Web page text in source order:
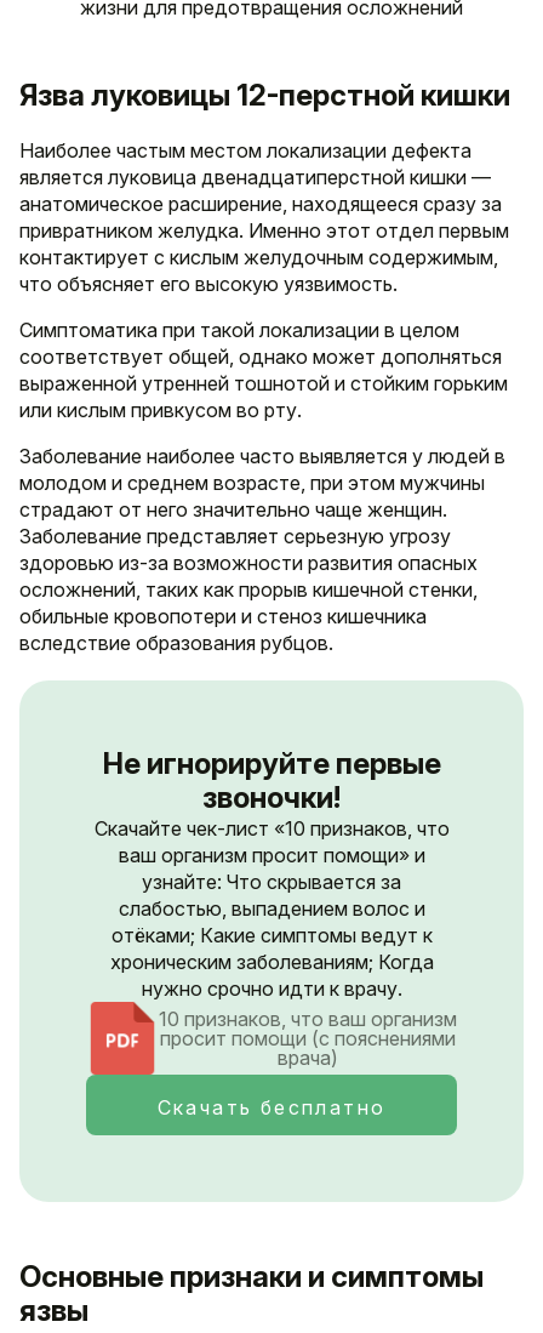
жизни для предотвращения осложнений
Язва луковицы 12-перстной кишки
Наиболее частым местом локализации дефекта
является луковица двенадцатиперстной кишки —
анатомическое расширение, находящееся сразу за
привратником желудка. Именно этот отдел первым
контактирует с кислым желудочным содержимым,
что объясняет его высокую уязвимость.
Симптоматика при такой локализации в целом
соответствует общей, однако может дополняться
выраженной утренней тошнотой и стойким горьким
или кислым привкусом во рту.
Заболевание наиболее часто выявляется у людей в
молодом и среднем возрасте, при этом мужчины
страдают от него значительно чаще женщин.
Заболевание представляет серьезную угрозу
здоровью из-за возможности развития опасных
осложнений, таких как прорыв кишечной стенки,
обильные кровопотери и стеноз кишечника
вследствие образования рубцов.
Не игнорируйте первые
звоночки!
Скачайте чек-лист «10 признаков, что
ваш организм просит помощи» и
узнайте: Что скрывается за
слабостью, выпадением волос и
отёками; Какие симптомы ведут к
хроническим заболеваниям; Когда
нужно срочно идти к врачу.
10 признаков, что ваш организм
просит помощи (с пояснениями
врача)
Скачать бесплатно
Основные признаки и симптомы
язвы